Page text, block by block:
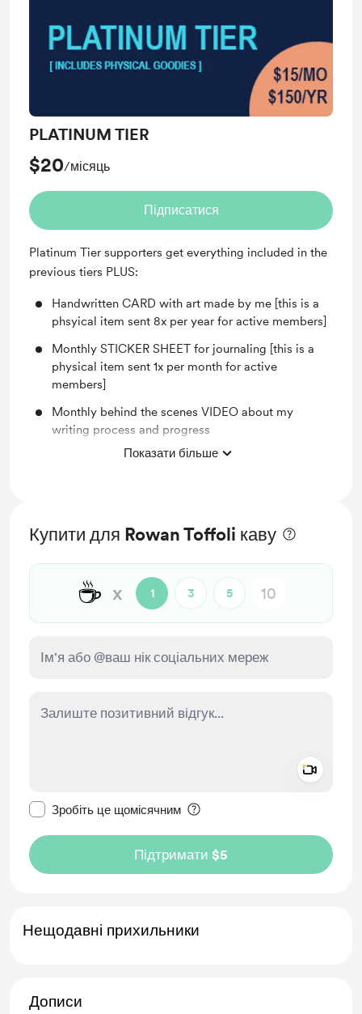
PLATINUM TIER
$20/місяць
Підписатися
Platinum Tier supporters get everything included in the
previous tiers PLUS:
Handwritten CARD with art made by me [this is a
phsyical item sent 8x per year for active members]
Monthly STICKER SHEET for journaling [this is a
physical item sent 1x per month for active
members]
Monthly behind the scenes VIDEO about my
writing process and progress
Access to full library of PRINTABLES (BuJo for
Monthly BMaC-exclusive CAT PIC
undying appreciation
You'll be notified when members-only posts are
published.
Показати більше
Купити для Rowan Toffoli каву
☕ x 1 3 5
Зробіть це щомісячним
Підтримати $5
Нещодавні прихильники
Дописи